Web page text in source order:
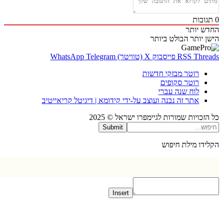
יותר
יותר הבולט ביותר
RSS פייסבוק X (טוויטר) WhatsApp Telegram
רוטר מבזקי חדשות
רוטר סקופים
לוח שנה עברי
אתר זה נבנה ועוצב על-ידי קידומא | דיגיטל קריאייטיב
שמורות לגיימפרו ישראל © 2025
Submit
מילת חיפוש
Insert